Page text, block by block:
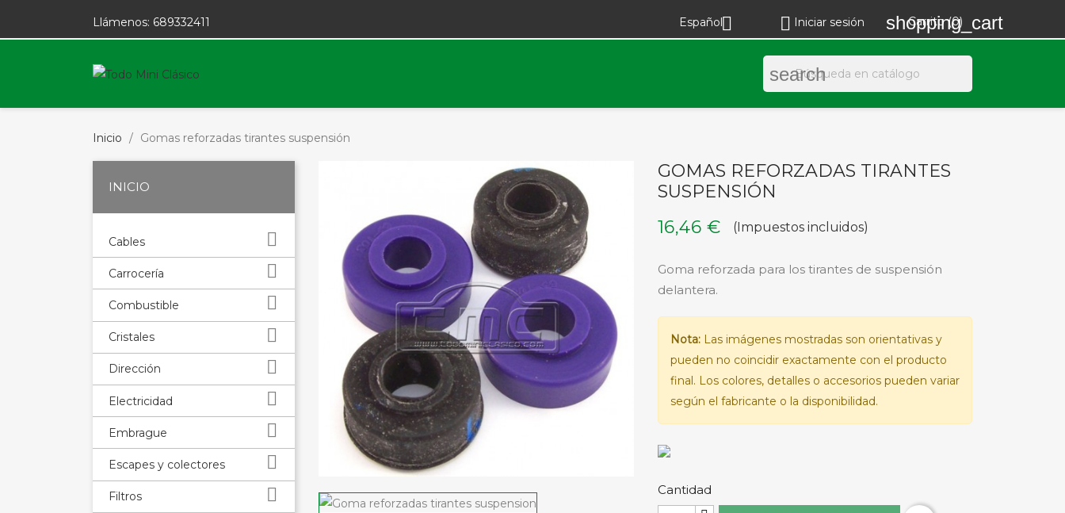
Llámenos: 689332411 Español  Iniciar sesión shopping_cart
Carrito (0)
search
Inicio Gomas reforzadas tirantes suspensión
INICIO
Cables 
Carrocería 
Combustible 
Cristales 
Dirección 
Electricidad 
Embrague 
Escapes y colectores 
Filtros 
GOMAS REFORZADAS TIRANTES
SUSPENSIÓN
16,46 €
(Impuestos incluidos)
Goma reforzada para los tirantes de suspensión
delantera.
Nota:Las imágenes mostradas son orientativas y
pueden no coincidir exactamente con el producto
final. Los colores, detalles o accesorios pueden variar
según el fabricante o la disponibilidad.
Cantidad